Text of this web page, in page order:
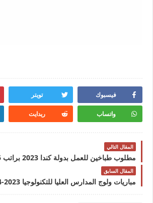
فيسبوك تويتر
واتساب ريدايت
المقال التالي
المقال السابق